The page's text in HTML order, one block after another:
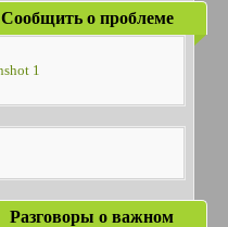
Сообщить о проблеме
Разговоры о важном